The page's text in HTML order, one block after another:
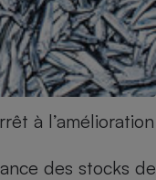
à l’amélioration
des stocks de